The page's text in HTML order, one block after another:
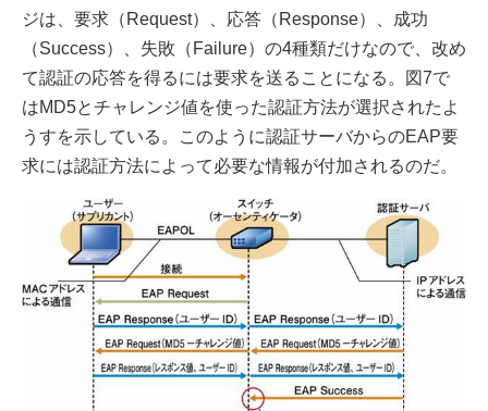
ジは、要求（Request）、応答（Response）、成功
（Success）、失敗（Failure）の4種類だけなので、改め
て認証の応答を得るには要求を送ることになる。図7で
はMD5とチャレンジ値を使った認証方法が選択されたよ
うすを示している。このように認証サーバからのEAP要
求には認証方法によって必要な情報が付加されるのだ。